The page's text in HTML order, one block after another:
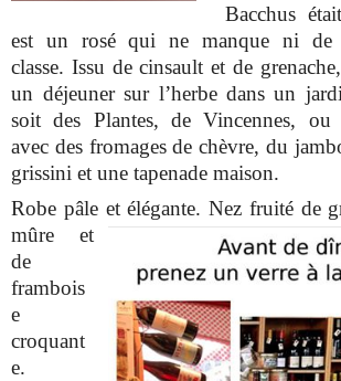
Bacchus
est un rosé qui ne manque ni de
classe. Issu de cinsault et de
un déjeuner sur l’herbe dans un
soit des Plantes, de Vincennes, ou
avec des fromages de chèvre, du
grissini et une tapenade maison.
Robe pâle et élégante. Nez fruité de
mûre et
de
frambois
e
croquant
e.